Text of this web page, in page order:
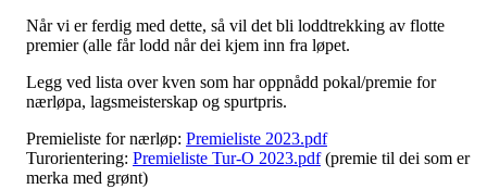
Når vi er ferdig med dette, så vil det bli loddtrekking av flotte
premier (alle får lodd når dei kjem inn fra løpet.
Legg ved lista over kven som har oppnådd pokal/premie for
nærløpa, lagsmeisterskap og spurtpris.
Premieliste for nærløp: Premieliste 2023.pdf
Turorientering: Premieliste Tur-O 2023.pdf(premie til dei som er
merka med grønt)